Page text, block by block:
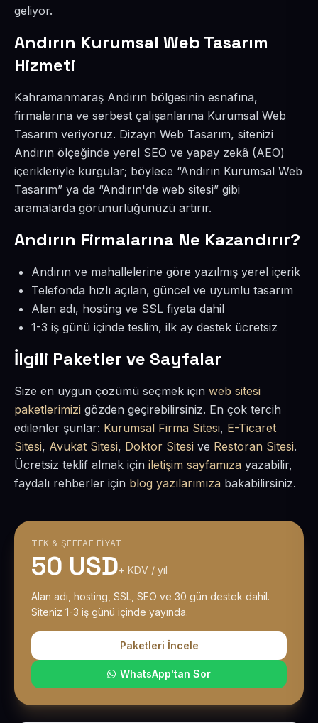
geliyor.
Andırın Kurumsal Web Tasarım
Hizmeti
Kahramanmaraş Andırın bölgesinin esnafına,
firmalarına ve serbest çalışanlarına Kurumsal Web
Tasarım veriyoruz. Dizayn Web Tasarım, sitenizi
Andırın ölçeğinde yerel SEO ve yapay zekâ (AEO)
içerikleriyle kurgular; böylece “Andırın Kurumsal Web
Tasarım” ya da “Andırın'de web sitesi” gibi
aramalarda görünürlüğünüzü artırır.
Andırın Firmalarına Ne Kazandırır?
Andırın ve mahallelerine göre yazılmış yerel içerik
Telefonda hızlı açılan, güncel ve uyumlu tasarım
Alan adı, hosting ve SSL fiyata dahil
1-3 iş günü içinde teslim, ilk ay destek ücretsiz
İlgili Paketler ve Sayfalar
Size en uygun çözümü seçmek için web sitesi
paketlerimizi gözden geçirebilirsiniz. En çok tercih
edilenler şunlar: Kurumsal Firma Sitesi, E-Ticaret
Sitesi, Avukat Sitesi, Doktor Sitesi ve Restoran Sitesi.
Ücretsiz teklif almak için iletişim sayfamıza yazabilir,
faydalı rehberler için blog yazılarımıza bakabilirsiniz.
TEK & ŞEFFAF FIYAT
50 USD+ KDV / yıl
Alan adı, hosting, SSL, SEO ve 30 gün destek dahil.
Siteniz 1-3 iş günü içinde yayında.
Paketleri İncele
WhatsApp'tan Sor